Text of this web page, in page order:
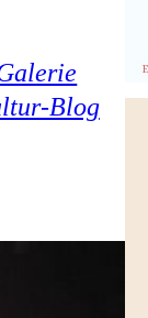
Blog